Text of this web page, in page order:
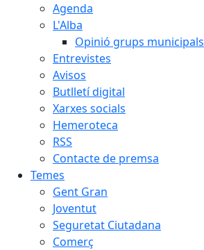
Agenda
L'Alba
Opinió grups municipals
Entrevistes
Avisos
Butlletí digital
Xarxes socials
Hemeroteca
RSS
Contacte de premsa
Temes
Gent Gran
Joventut
Seguretat Ciutadana
Comerç